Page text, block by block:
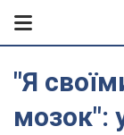
"Я
мозок":